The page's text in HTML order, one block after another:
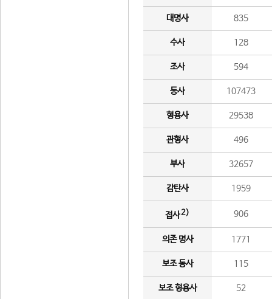
대명사 835
수사 128
조사 594
동사 107473
형용사 29538
관형사 496
부사 32657
감탄사 1959
접사2) 906
의존 명사 1771
보조 동사 115
보조 형용사 52